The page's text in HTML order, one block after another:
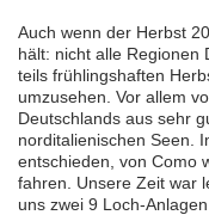
Auch wenn der Herbst
hält: nicht alle Regionen
teils frühlingshaften
umzusehen. Vor allem
Deutschlands aus sehr
norditalienischen Seen.
entschieden, von Como
fahren. Unsere Zeit war
uns zwei 9 Loch-